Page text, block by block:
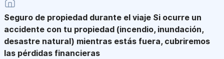
Seguro de propiedad durante el viaje Si ocurre un
accidente con tu propiedad (incendio, inundación,
desastre natural) mientras estás fuera, cubriremos
las pérdidas financieras